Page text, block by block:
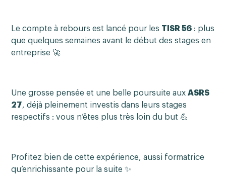
Le compte à rebours est lancé pour les TISR 56 : plus
que quelques semaines avant le début des stages en
entreprise 🚀
Une grosse pensée et une belle poursuite auxASRS
27, déjà pleinement investis dans leurs stages
respectifs : vous n’êtes plus très loin du but 💪
Profitez bien de cette expérience, aussi formatrice
qu’enrichissante pour la suite ✨